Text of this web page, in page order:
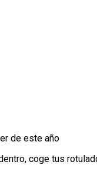
de este año
coge tus